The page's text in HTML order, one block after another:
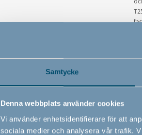
Samtycke
Denna webbplats använder cookies
Vi använder enhetsidentifierare för att
sociala medier och analysera vår trafik.
Vit